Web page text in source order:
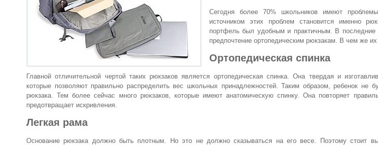
Сегодня более 70% школьников имеют
источником этих проблем становится именно
портфель был удобным и практичным. В
предпочтение ортопедическим рюкзакам. В чем же
Ортопедическая спинка
Главной отличительной чертой таких рюкзаков является ортопедическая спинка. Она твердая и
которые позволяют правильно распределить вес школьных принадлежностей. Таким образом, ребенок не
рюкзака. Тем более сейчас много рюкзаков, которые имеют анатомическую спинку. Она повторяет
предотвращает искривления.
Легкая рама
Основание рюкзака должно быть плотным. Но это не должно сказываться на его весе. Поэтому стоит